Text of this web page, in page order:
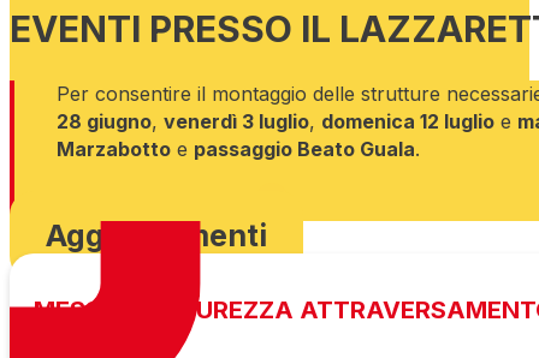
EVENTI PRESSO IL
Per consentire il montaggio delle strutture
28 giugno, venerdì 3 luglio, domenica 12 luglio e
Marzabotto e passaggio Beato Guala.
Aggiornamenti
MESSA IN SICUREZZA